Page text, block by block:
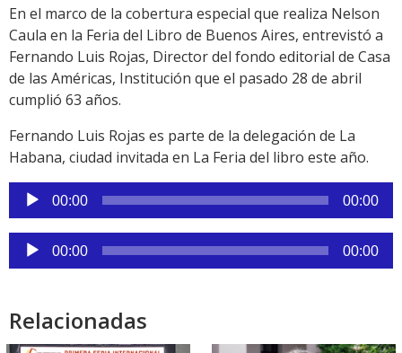
Link
En el marco de la cobertura especial que realiza Nelson
Caula en la Feria del Libro de Buenos Aires, entrevistó a
Fernando Luis Rojas, Director del fondo editorial de Casa
de las Américas, Institución que el pasado 28 de abril
cumplió 63 años.
Fernando Luis Rojas es parte de la delegación de La
Habana, ciudad invitada en La Feria del libro este año.
Reproductor
de
audio
00:00 00:00
Reproductor
de
00:00 00:00
Relacionadas